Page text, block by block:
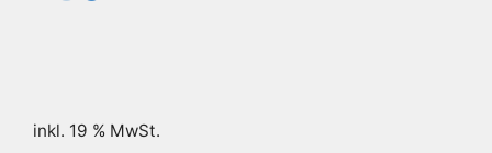
inkl. 19 % MwSt.